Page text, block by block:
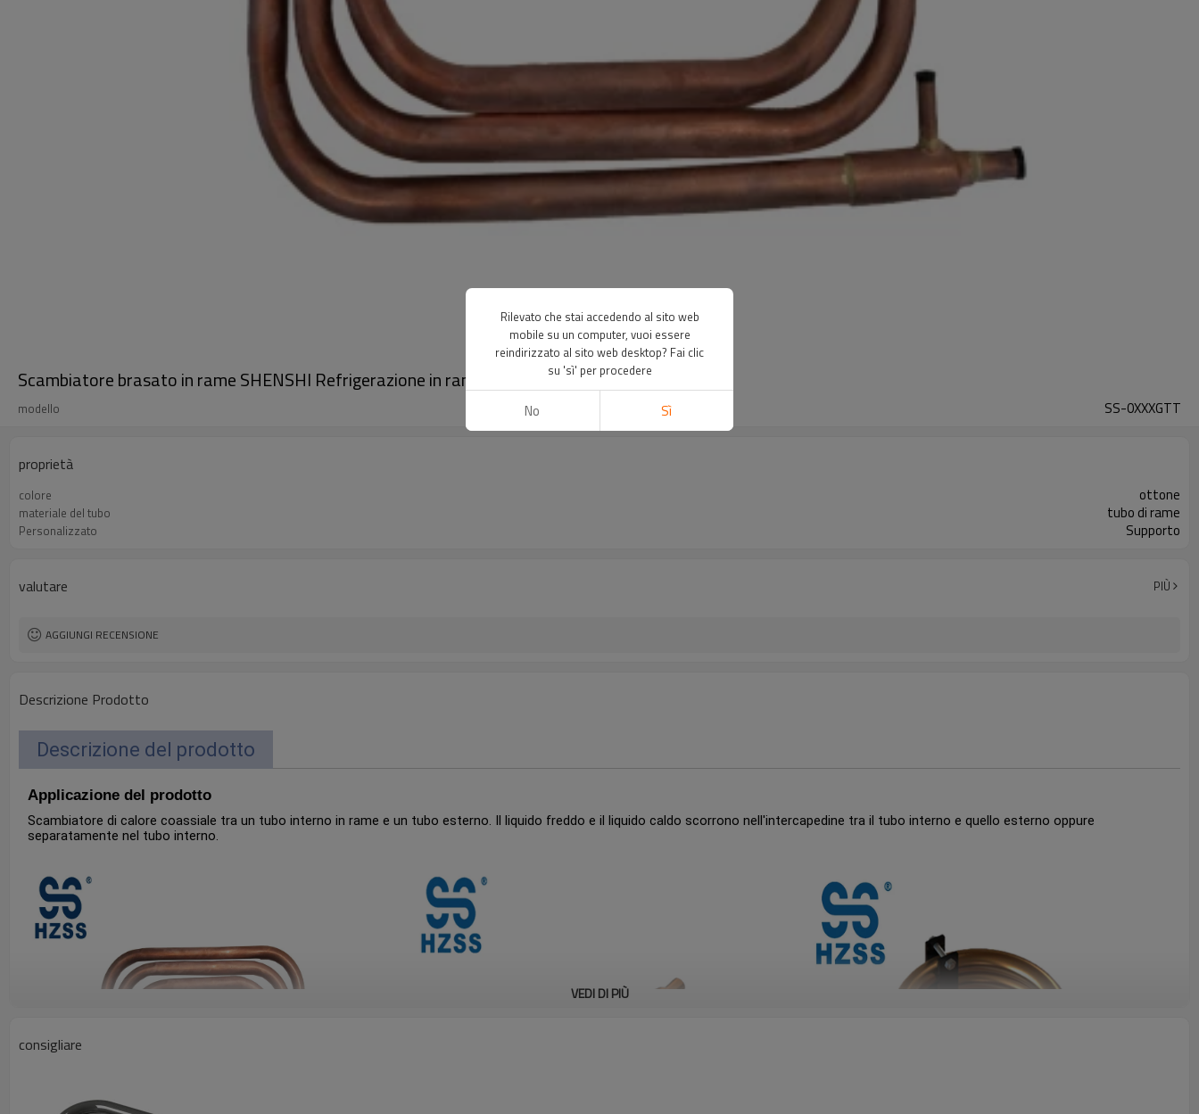
Scambiatore brasato in rame SHENSHI Refrigerazione in rame puro senza corrosione
modello SS-0XXXGTT
proprietà
colore ottone
materiale del tubo tubo di rame
Personalizzato Supporto
valutare PIÙ
AGGIUNGI RECENSIONE
Descrizione Prodotto
Descrizione del prodotto
Applicazione del prodotto
Scambiatore di calore coassiale tra un tubo interno in rame e un tubo esterno. Il liquido freddo e il liquido caldo scorrono nell'intercapedine tra il tubo interno e quello esterno oppure
separatamente nel tubo interno.
VEDI DI PIÙ
consigliare
Rilevato che stai accedendo al sito web
mobile su un computer, vuoi essere
reindirizzato al sito web desktop? Fai clic
su 'sì' per procedere
No Sì